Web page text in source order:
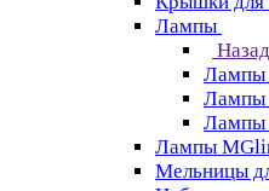
Лампы
Назад
Лампы
Лампы
Лампы
Лампы
Мельницы